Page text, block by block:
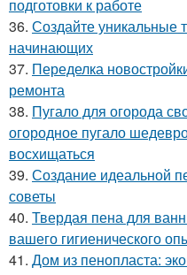
подготовки к работе
36. Создайте уникальные
начинающих
37. Переделка
ремонта
38. Пугало для огорода
огородное пугало
восхищаться
39. Создание идеальной
советы
40. Твердая пена для
вашего гигиенического
41. Дом из пенопласта: